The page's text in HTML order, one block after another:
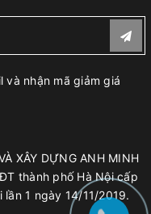
và nhận mã giảm giá
XÂY DỰNG ANH MINH
thành phố Hà Nội cấp
1 ngày 14/11/2019.